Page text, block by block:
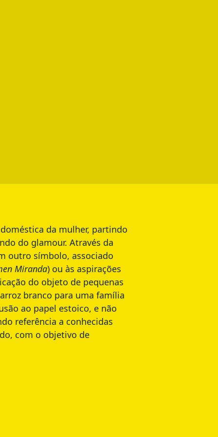
da mulher, partindo
do glamour. Através da
outro símbolo, associado
Miranda) ou às aspirações
do objeto de pequenas
branco para uma família
ao papel estoico, e não
referência a conhecidas
com o objetivo de